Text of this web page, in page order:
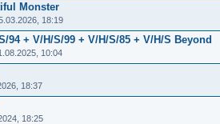
Monster
18:19
94 + V/H/S/99 + V/H/S/85 + V/H/S Beyond
10:04
18:37
18:25